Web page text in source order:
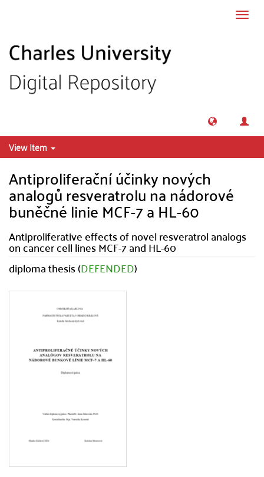
View Item
Antiproliferační účinky nových
analogů resveratrolu na nádorové
buněčné linie MCF-7 a HL-60
Antiproliferative effects of novel resveratrol analogs
on cancer cell lines MCF-7 and HL-60
diploma thesis (DEFENDED)